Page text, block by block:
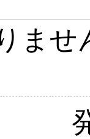
ませ